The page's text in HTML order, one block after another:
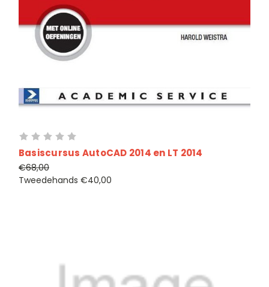
Basiscursus AutoCAD 2014 en LT 2014
€68,00
Tweedehands €40,00